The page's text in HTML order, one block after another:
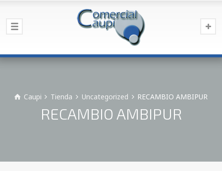
Caupi Tienda Uncategorized RECAMBIO AMBIPUR
RECAMBIO AMBIPUR